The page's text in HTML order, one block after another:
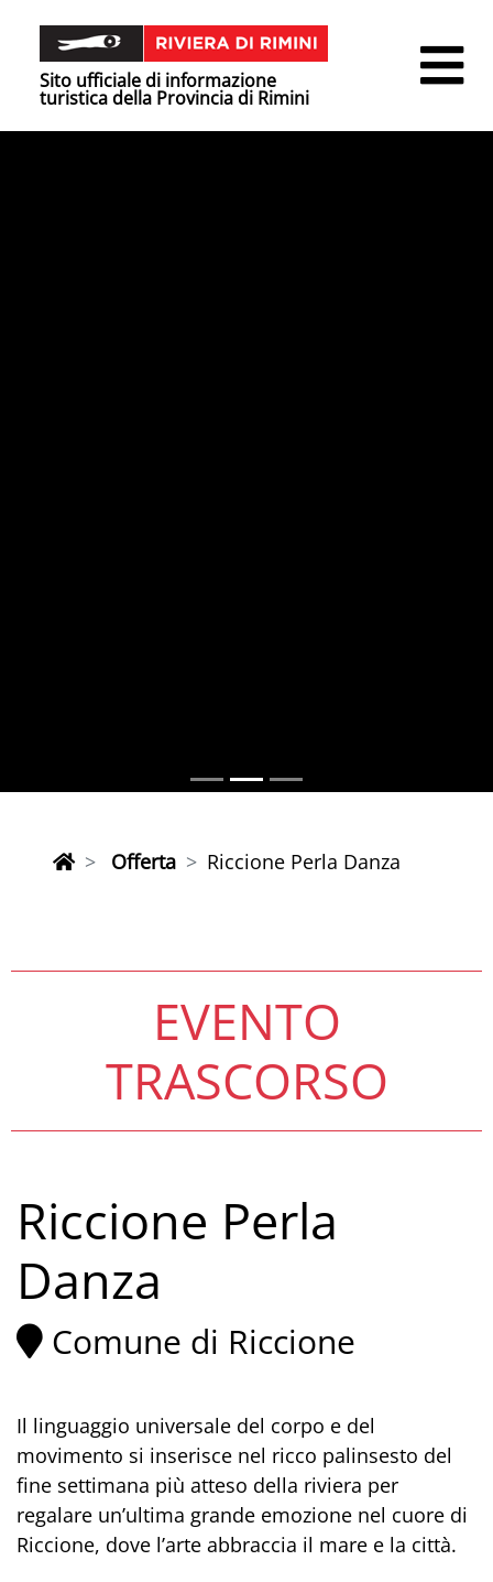
Sito ufficiale di informazione
turistica della Provincia di Rimini
Offerta Riccione Perla Danza
EVENTO
TRASCORSO
Riccione Perla
Danza
Comune di Riccione
Il linguaggio universale del corpo e del
movimento si inserisce nel ricco palinsesto del
fine settimana più atteso della riviera per
regalare un’ultima grande emozione nel cuore di
Riccione, dove l’arte abbraccia il mare e la città.